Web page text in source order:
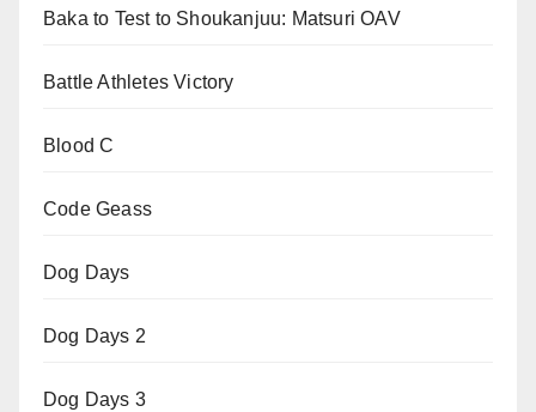
Baka to Test to Shoukanjuu: Matsuri OAV
Battle Athletes Victory
Blood C
Code Geass
Dog Days
Dog Days 2
Dog Days 3